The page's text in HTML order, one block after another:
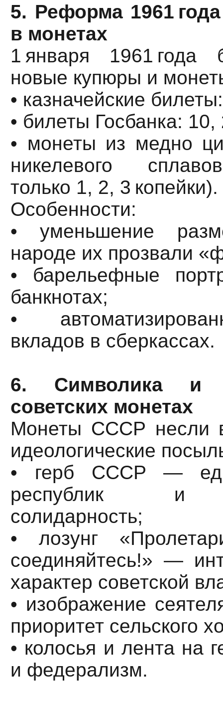
5. Реформа 1961
в монетах
1 января 1961
новые купюры и
• казначейские
• билеты Госбанка:
• монеты из медно
никелевого
только 1, 2, 3 копейки).
Особенности:
• уменьшение
народе их прозвали
• барельефные
банкнотах;
•
вкладов в сберкассах.
6. Символика и
советских монетах
Монеты СССР несли
идеологические
• герб СССР —
республик и
солидарность;
• лозунг
соединяйтесь!» —
характер советской
• изображение
приоритет сельского
• колосья и лента на
и федерализм.